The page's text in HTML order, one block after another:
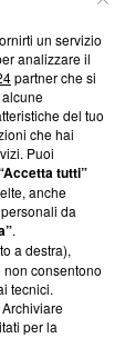
a
a
non è
farne
di
un servizio
analizzare il
partner che si
del tuo
che hai
Puoi
tutti”
anche
da
.
a destra),
consentono
tecnici.
per la